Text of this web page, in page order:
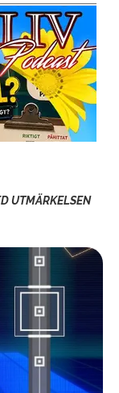
UTMÄRKELSEN